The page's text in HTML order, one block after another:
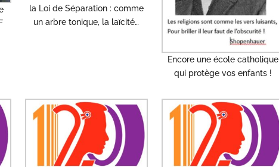
la Loi de Séparation : comme
un arbre tonique, la laïcité…
Encore une école catholique
qui protège vos enfants !